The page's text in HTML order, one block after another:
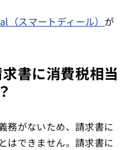
（スマートディール） が
書に消費税相当
務がないため、請求書に
はできません。請求書に